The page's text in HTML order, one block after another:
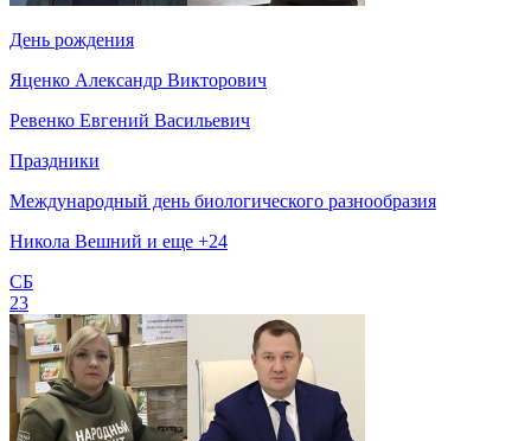
День рождения
Яценко Александр Викторович
Ревенко Евгений Васильевич
Праздники
Международный день биологического разнообразия
Никола Вешний и еще +24
СБ
23